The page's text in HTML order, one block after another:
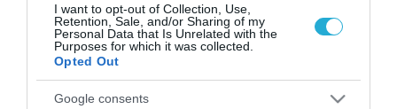
I want to opt-out of Collection, Use,
Retention, Sale, and/or Sharing of my
Personal Data that Is Unrelated with the
Purposes for which it was collected.
Opted Out
Google consents
ΡΟΗ ΕΙΔΗΣΕΩΝ
Το χρηματοδοτούμενο
από την ΕΕ έργο “The